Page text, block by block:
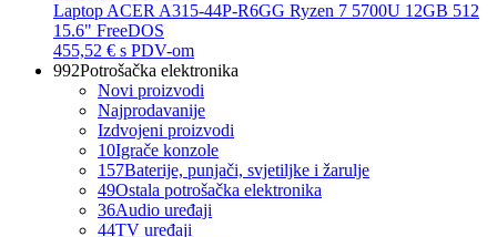
Laptop ACER A315-44P-R6GG Ryzen 7 5700U 12GB 512
15.6" FreeDOS
455,52 € s PDV-om
992Potrošačka elektronika
Novi proizvodi
Najprodavanije
Izdvojeni proizvodi
10Igrače konzole
157Baterije, punjači, svjetiljke i žarulje
49Ostala potrošačka elektronika
36Audio uređaji
44TV uređaji